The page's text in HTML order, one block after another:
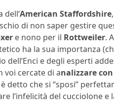
dell’American Staffordshire
di non saper gestire
e nono per il Rottweiler.
ha la sua importanza
dell’Enci e degli esperti
voi cercate di analizzare
detto che si “sposi”
l’infelicità del cucciolone e